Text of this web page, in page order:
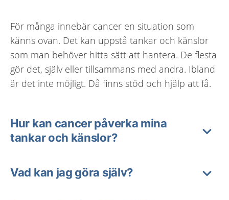
För många innebär cancer en situation som
känns ovan. Det kan uppstå tankar och känslor
som man behöver hitta sätt att hantera. De flesta
gör det, själv eller tillsammans med andra. Ibland
är det inte möjligt. Då finns stöd och hjälp att få.
Hur kan cancer påverka mina
tankar och känslor?
Vad kan jag göra själv?